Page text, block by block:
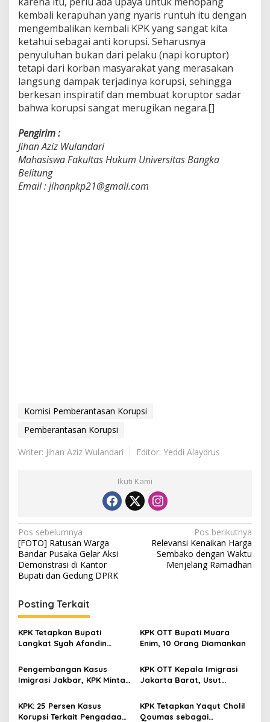
kembali kerapuhan yang nyaris runtuh itu dengan
mengembalikan kembali KPK yang sangat kita
ketahui sebagai anti korupsi. Seharusnya
penyuluhan bukan dari pelaku (napi koruptor)
tetapi dari korban masyarakat yang merasakan
langsung dampak terjadinya korupsi, sehingga
berkesan inspiratif dan membuat koruptor sadar
bahwa korupsi sangat merugikan negara.[]
Pengirim :
Jihan Aziz Wulandari
Mahasiswa Fakultas Hukum Universitas Bangka
Belitung
Email : jihanpkp21@gmail.com
Komisi Pemberantasan Korupsi
Pemberantasan Korupsi
Writer: Jihan Aziz Wulandari
Editor: Yeddi Alaydrus
Ikuti Kami
N
a
v
i
g
a
s
i
p
o
s
Pos sebelumnya
[FOTO] Ratusan Warga
Bandar Pusaka Gelar Aksi
Demonstrasi di Kantor
Bupati dan Gedung DPRK
Pos berikutnya
Relevansi Kenaikan Harga
Sembako dengan Waktu
Menjelang Ramadhan
Posting Terkait
KPK Tetapkan Bupati
Langkat Syah Afandin
Proyek
KPK OTT Bupati Muara
Enim, 10 Orang Diamankan
Pengembangan Kasus
Imigrasi Jakbar, KPK Minta
Menyerahkan Diri
KPK OTT Kepala Imigrasi
Jakarta Barat, Usut
Pengurusan Dokumen WNA
KPK: 25 Persen Kasus
Korupsi Terkait Pengadaan,
KPK Tetapkan Yaqut Cholil
Qoumas sebagai